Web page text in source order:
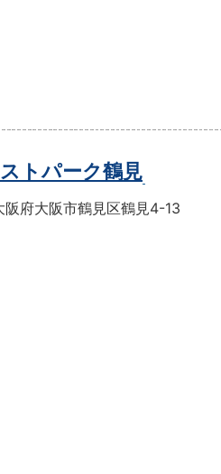
ストパーク鶴見
阪府大阪市鶴見区鶴見4-13